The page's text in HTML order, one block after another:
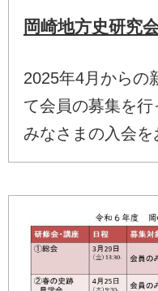
岡崎地方史研究
2025年4月からの
て会員の募集を行
みなさまの入会を